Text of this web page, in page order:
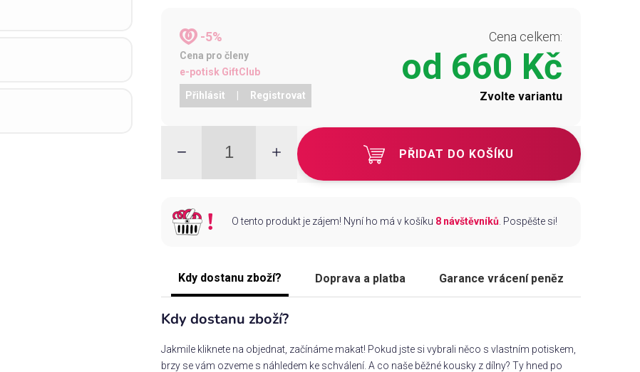
-5%
Cena pro členy
e-potisk GiftClub
Přihlásit Registrovat
Cena celkem:
od 660 Kč
Zvolte variantu
PŘIDAT DO KOŠÍKU
O tento produkt je zájem! Nyní ho má v košíku 8 návštěvníků. Pospěšte si!
Kdy dostanu zboží? Doprava a platba Garance vrácení peněz
Kdy dostanu zboží?
Jakmile kliknete na objednat, začínáme makat! Pokud jste si vybrali něco s vlastním potiskem,
brzy se vám ozveme s náhledem ke schválení. A co naše běžné kousky z dílny? Ty hned po